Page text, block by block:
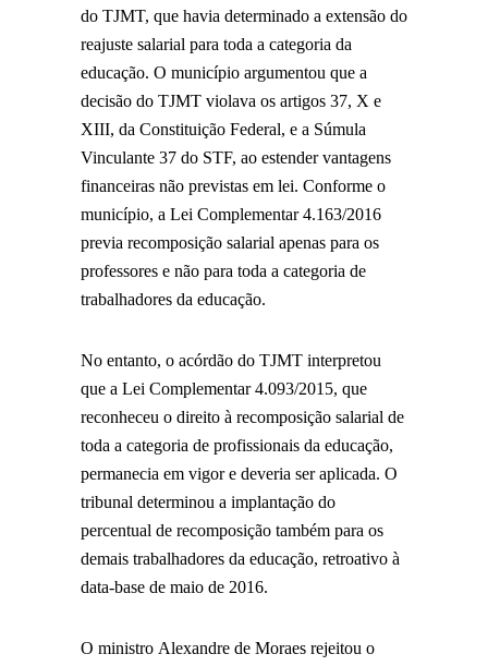
do TJMT, que havia determinado a extensão do
reajuste salarial para toda a categoria da
educação. O município argumentou que a
decisão do TJMT violava os artigos 37, X e
XIII, da Constituição Federal, e a Súmula
Vinculante 37 do STF, ao estender vantagens
financeiras não previstas em lei. Conforme o
município, a Lei Complementar 4.163/2016
previa recomposição salarial apenas para os
professores e não para toda a categoria de
trabalhadores da educação.
No entanto, o acórdão do TJMT interpretou
que a Lei Complementar 4.093/2015, que
reconheceu o direito à recomposição salarial de
toda a categoria de profissionais da educação,
permanecia em vigor e deveria ser aplicada. O
tribunal determinou a implantação do
percentual de recomposição também para os
demais trabalhadores da educação, retroativo à
data-base de maio de 2016.
O ministro Alexandre de Moraes rejeitou o